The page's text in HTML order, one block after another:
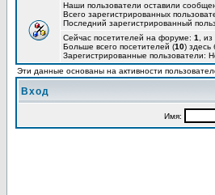
Наши пользователи оставили
Всего зарегистрированных
Последний зарегистрированный
Сейчас посетителей на форуме: 1
,
Больше всего посетителей (10) здесь
Зарегистрированные пользователи:
Эти данные основаны на активности
Вход
Имя: